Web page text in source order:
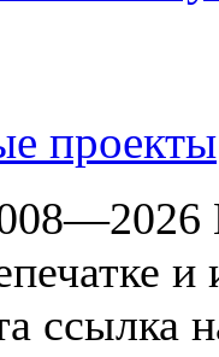
проекты
ссылка